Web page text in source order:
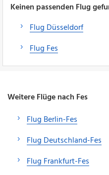
Keinen passenden Flug
Flug Düsseldorf
Flug Fes
Weitere Flüge nach Fes
Flug Berlin-Fes
Flug Deutschland-Fes
Flug Frankfurt-Fes